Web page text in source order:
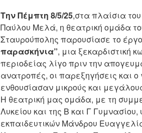
Την Πέμπτη 8/5/25,στα πλαίσια
Παύλου Μελά, η θεατρική ομάδα
Σταυρούπολης παρουσίασε το
παρασκήνια”, μια ξεκαρδιστική
περιοδείας λίγο πριν την
ανατροπές, οι παρεξηγήσεις και
ενθουσίασαν μικρούς και
Η θεατρική μας ομάδα, με τη
Λυκείου και της Β και Γ
εκπαιδευτικών Μάνδρου